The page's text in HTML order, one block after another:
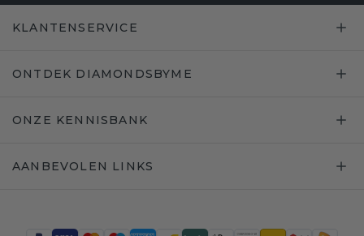
KLANTENSERVICE
ONTDEK DIAMONDSBYME
ONZE KENNISBANK
AANBEVOLEN LINKS